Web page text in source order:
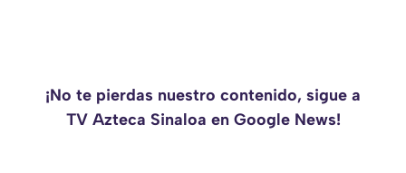
¡No te pierdas nuestro contenido, sigue a
TV Azteca Sinaloa en Google News!